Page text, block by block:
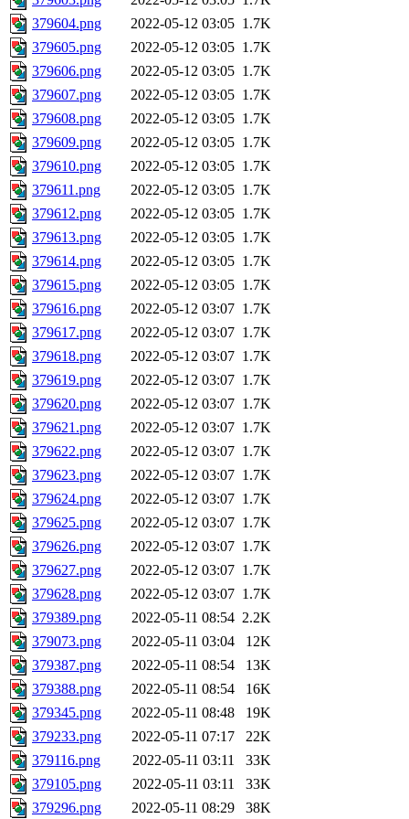
379604.png
2022-05-12 03:05 1.7K
379605.png
2022-05-12 03:05 1.7K
379606.png
2022-05-12 03:05 1.7K
379607.png
2022-05-12 03:05 1.7K
379608.png
2022-05-12 03:05 1.7K
379609.png
2022-05-12 03:05 1.7K
379610.png
2022-05-12 03:05 1.7K
379611.png
2022-05-12 03:05 1.7K
379612.png
2022-05-12 03:05 1.7K
379613.png
2022-05-12 03:05 1.7K
379614.png
2022-05-12 03:05 1.7K
379615.png
2022-05-12 03:05 1.7K
379616.png
2022-05-12 03:07 1.7K
379617.png
2022-05-12 03:07 1.7K
379618.png
2022-05-12 03:07 1.7K
379619.png
2022-05-12 03:07 1.7K
379620.png
2022-05-12 03:07 1.7K
379621.png
2022-05-12 03:07 1.7K
379622.png
2022-05-12 03:07 1.7K
379623.png
2022-05-12 03:07 1.7K
379624.png
2022-05-12 03:07 1.7K
379625.png
2022-05-12 03:07 1.7K
379626.png
2022-05-12 03:07 1.7K
379627.png
2022-05-12 03:07 1.7K
379628.png
2022-05-12 03:07 1.7K
379389.png
2022-05-11 08:54 2.2K
379073.png
2022-05-11 03:04
12K
379387.png
2022-05-11 08:54
13K
379388.png
2022-05-11 08:54
16K
379345.png
2022-05-11 08:48
19K
379233.png
2022-05-11 07:17
22K
379116.png
2022-05-11 03:11
33K
379105.png
2022-05-11 03:11
33K
379296.png
2022-05-11 08:29 38K